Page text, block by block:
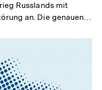
Russlands mit
an. Die genauen…